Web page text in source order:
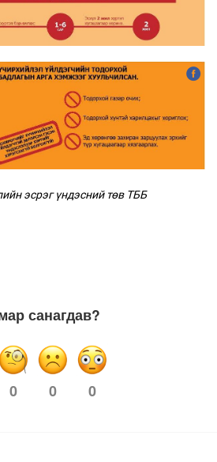
эсрэг үндэсний төв ТББ
санагдав?
0 0 0